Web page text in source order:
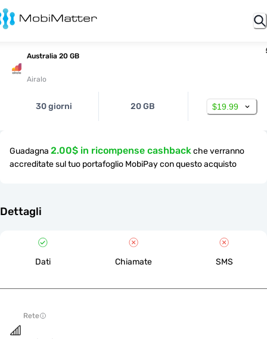
Australia 20 GB
Airalo
30 giorni 20 GB $19.99
Guadagna 2.00$ in ricompense cashbackche verranno
accreditate sul tuo portafoglio MobiPay con questo acquisto
Dettagli
Dati Chiamate SMS
Rete